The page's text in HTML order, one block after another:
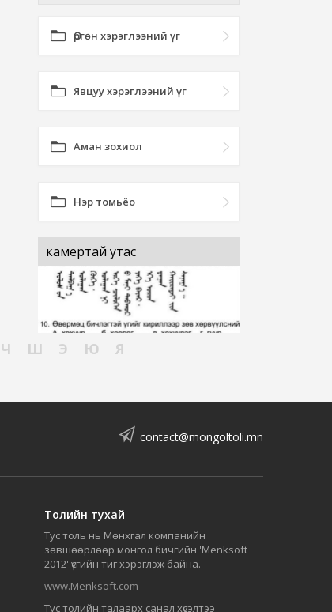
Өргөн хэрэглээний үг
Явцуу хэрэглээний үг
Аман зохиол
Нэр томьёо
камертай утас
Ч Ш Э Ю Я
contact@mongoltoli.mn
Толийн тухай
Тус толь нь Мөнхгал компанийн
зөвшөөрлөөр монгол бичгийн 'Menksoft
2012' үсгийн тиг хэрэглэж байна.
www.Menksoft.com
Тус толийн талаарх санал хүсэлтээ